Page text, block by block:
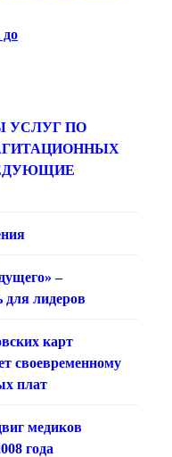
до
УСЛУГ ПО
–
для лидеров
карт
своевременному
плат
медиков
года